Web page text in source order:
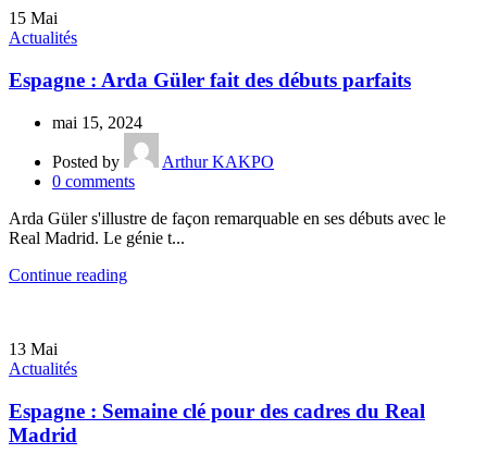
15 Mai
Actualités
Espagne : Arda Güler fait des débuts parfaits
mai 15, 2024
Posted by
Arthur KAKPO
0 comments
Arda Güler s'illustre de façon remarquable en ses débuts avec le
Real Madrid. Le génie t...
Continue reading
13 Mai
Actualités
Espagne : Semaine clé pour des cadres du Real
Madrid